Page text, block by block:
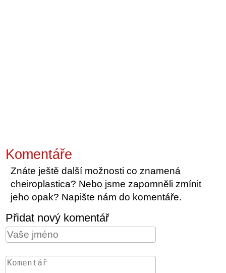
Komentáře
Znáte ještě další možnosti co znamená
cheiroplastica? Nebo jsme zapomněli zmínit
jeho opak? Napište nám do komentáře.
Přidat nový komentář